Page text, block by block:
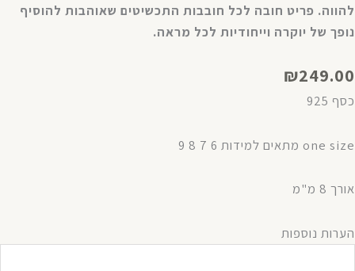
להווה. פריט חובה לכל חובבות התכשיטים שאוהבות להוסיף
נופך של יוקרה וייחודיות לכל מראה.
₪249.00
כסף 925
one size מתאים למידות 6 7 8 9
אורך 8 מ"מ
הערות נוספות
כמות